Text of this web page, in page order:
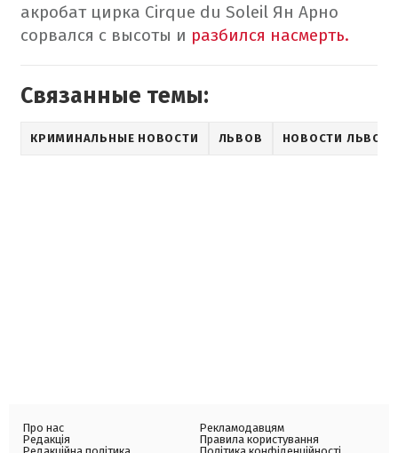
акробат цирка Cirque du Soleil Ян Арно
сорвался с высоты и разбился насмерть.
Связанные темы:
КРИМИНАЛЬНЫЕ НОВОСТИ ЛЬВОВ НОВОСТИ ЛЬВОВА
Про нас
Редакція
Рекламодавцям
Правила користування